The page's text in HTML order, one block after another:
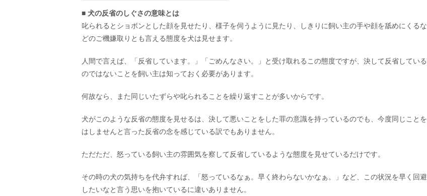
■ 犬の反省のしぐさの意味とは
叱られるとショボンとした顔を見せたり、様子を伺うように見たり、しきりに飼い主の手や顔を舐めにくるな
どのご機嫌取りとも言える態度を犬は見せます。
人間で言えば、「反省しています。」「ごめんなさい。」と受け取れるこの態度ですが、決して反省している
のではないことを飼い主は知っておく必要があります。
何故なら、また同じいたずらや叱られることを繰り返すことが多いからです。
犬がこのような反省の態度を見せるは、決して悪いことをした罪の意識を持っているのでも、今度同じことを
はしませんと言った反省の念を感じている訳でもありません。
ただただ、怒っている飼い主の雰囲気を察して反省しているような態度を見せているだけです。
その時の犬の気持ちを代弁すれば、「怒っているなぁ。早く終わらないかなぁ。」など、この状況を早く回避
したいなと言う思いを抱いているに違いありません。